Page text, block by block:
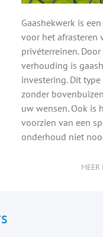
Gaashekwerk is
voor het afrasteren
privéterreinen.
verhouding is
investering. Dit
zonder
uw wensen. Ook is
voorzien van een
onderhoud niet
MEER